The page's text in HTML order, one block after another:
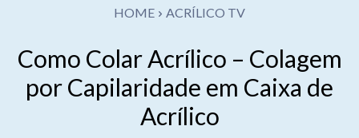
HOME ACRÍLICO TV
Como Colar Acrílico – Colagem
por Capilaridade em Caixa de
Acrílico